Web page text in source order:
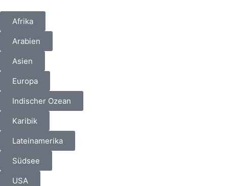
Afrika
Arabien
Asien
Europa
Indischer Ozean
Karibik
Lateinamerika
Südsee
USA